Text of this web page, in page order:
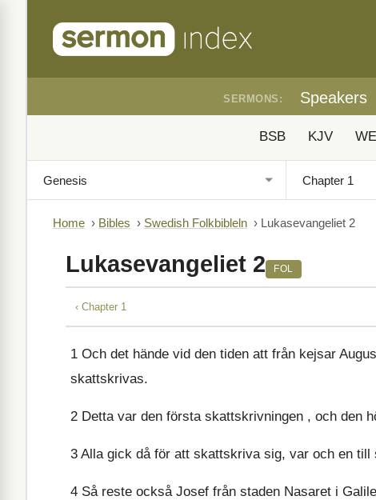
SERMONS: Speakers
BSB KJV
Home › Bibles › Swedish Folkbibleln › Lukasevangeliet 2
Lukasevangeliet 2 FOL
‹ Chapter 1
1 Och det hände vid den tiden att från kejsar
skattskrivas.
2 Detta var den första skattskrivningen , och den
3 Alla gick då för att skattskriva sig, var och en till
4 Så reste också Josef från staden Nasaret i